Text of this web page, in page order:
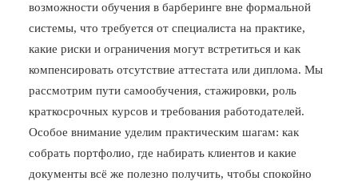
возможности обучения в барберинге вне формальной
системы, что требуется от специалиста на практике,
какие риски и ограничения могут встретиться и как
компенсировать отсутствие аттестата или диплома. Мы
рассмотрим пути самообучения, стажировки, роль
краткосрочных курсов и требования работодателей.
Особое внимание уделим практическим шагам: как
собрать портфолио, где набирать клиентов и какие
документы всё же полезно получить, чтобы спокойно